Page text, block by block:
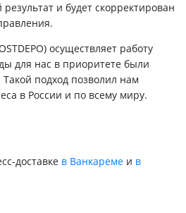
и будет скорректирован
осуществляет работу
для нас в приоритете были
подход позволил нам
в России и по всему миру.
доставке в Ванкареме и в